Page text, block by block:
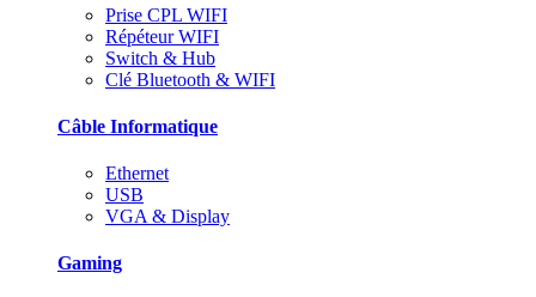
Prise CPL WIFI
Répéteur WIFI
Switch & Hub
Clé Bluetooth & WIFI
Câble Informatique
Ethernet
USB
VGA & Display
Gaming